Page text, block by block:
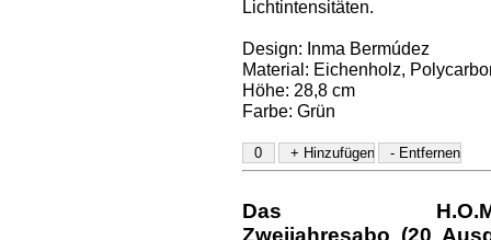
Lichtintensitäten.
Design: Inma Bermúdez
Material: Eichenholz,
Höhe: 28,8 cm
Farbe: Grün
Das H.O.M.E.-
Zweijahresabo (20